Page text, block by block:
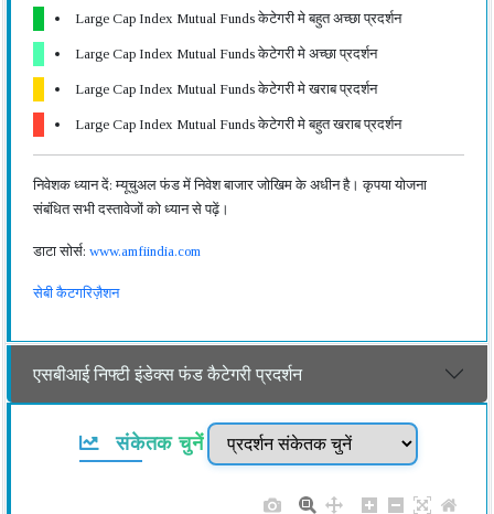
Large Cap Index Mutual Funds केटेगरी मे बहुत अच्छा प्रदर्शन
Large Cap Index Mutual Funds केटेगरी मे अच्छा प्रदर्शन
Large Cap Index Mutual Funds केटेगरी मे खराब प्रदर्शन
Large Cap Index Mutual Funds केटेगरी मे बहुत खराब प्रदर्शन
निवेशक ध्यान दें: म्यूचुअल फंड में निवेश बाजार जोखिम के अधीन है। कृपया योजना
संबंधित सभी दस्तावेजों को ध्यान से पढ़ें।
डाटा सोर्स: www.amfiindia.com
सेबी कैटगरिज़ैशन
एसबीआई निफ्टी इंडेक्स फंड कैटेगरी प्रदर्शन
संकेतक चुनें